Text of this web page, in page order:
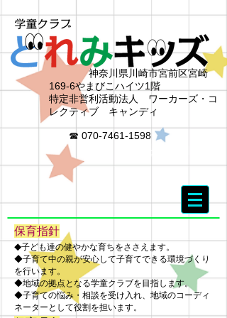
神奈川県川崎市宮前区宮崎
169-6やまびこハイツ1階
特定非営利活動法人 ワーカーズ・コ
レクティブ キャンディ
☎ 070-7461-1598
保育指針
◆子ども達の健やかな育ちをささえます。
◆子育て中の親が安心して子育てできる環境づくり
を行います。
◆地域の拠点となる学童クラブを目指します。
◆子育ての悩み・相談を受け入れ、地域のコーディ
ネーターとして役割を担います。